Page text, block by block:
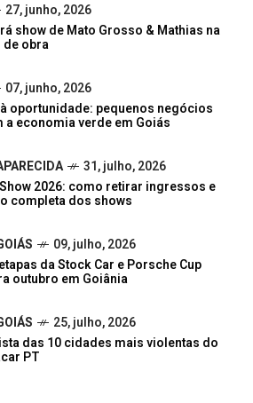
27, junho, 2026
show de Mato Grosso & Mathias na
obra
07, junho, 2026
oportunidade: pequenos negócios
a economia verde em Goiás
31, julho, 2026
2026: como retirar ingressos e
completa dos shows
09, julho, 2026
da Stock Car e Porsche Cup
outubro em Goiânia
25, julho, 2026
das 10 cidades mais violentas do
PT